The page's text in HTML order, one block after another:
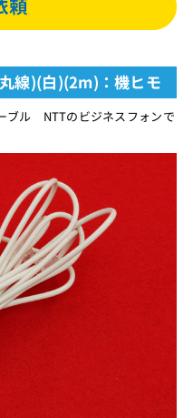
線)(白)(2m)：機ヒモ
ブル NTTのビジネスフォンで